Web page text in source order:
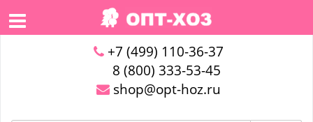
+7 (499) 110-36-37
8 (800) 333-53-45
shop@opt-hoz.ru